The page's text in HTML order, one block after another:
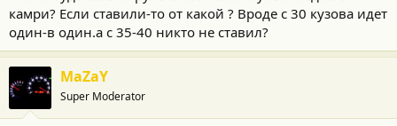
а
камри? Если ставили-то от какой ? Вроде с 30 кузова идет
один-в один.а с 35-40 никто не ставил?
MaZaY
Super Moderator